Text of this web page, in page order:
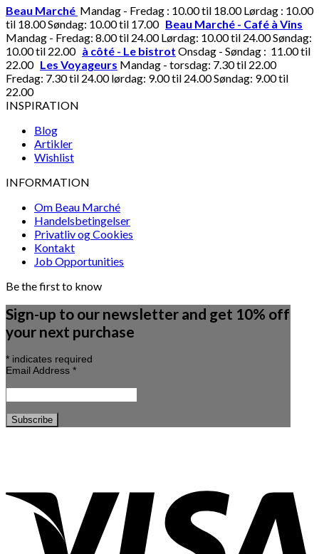
Beau Marché Mandag - Fredag : 10.00 til 18.00 Lørdag : 10.00
til 18.00 Søndag: 10.00 til 17.00 Beau Marché - Café à Vins
Mandag - Fredag: 8.00 til 24.00 Lørdag: 10.00 til 24.00 Søndag:
10.00 til 22.00 à côté - Le bistrot Onsdag - Søndag : 11.00 til
22.00 Les Voyageurs Mandag - torsdag: 7.30 til 22.00
Fredag: 7.30 til 24.00 lørdag: 9.00 til 24.00 Søndag: 9.00 til
22.00
INSPIRATION
Blog
Artikler
Wishlist
INFORMATION
Om Beau Marché
Handelsbetingelser
Privatliv og Cookies
Kontakt
Job Opportunities
Be the first to know
Sign-up to our newsletter and get 10% off
your next purchase
* indicates required
Email Address *